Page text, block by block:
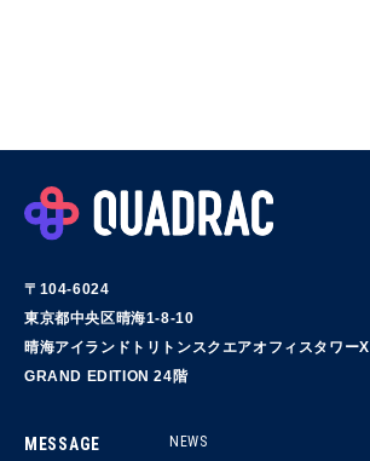
〒104-6024
東京都中央区晴海1-8-10
晴海アイランドトリトンスクエアオフィスタワーX
GRAND EDITION 24階
MESSAGE
NEWS